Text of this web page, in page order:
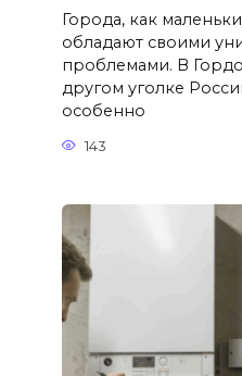
Города, как
обладают своими
проблемами. В
другом уголке
особенно
143